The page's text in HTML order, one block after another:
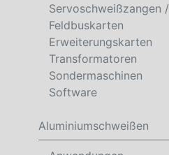
Servoschweißzangen /
Feldbuskarten
Erweiterungskarten
Transformatoren
Sondermaschinen
Software
Aluminiumschweißen